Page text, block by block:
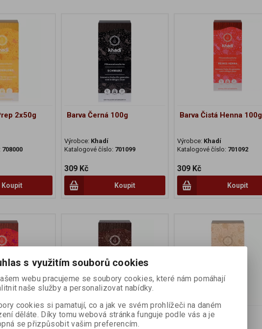
2x50g
708000
Koupit
Barva Černá 100g
Výrobce: Khadí
Katalogové číslo: 701099
309 Kč
Koupit
Barva Čistá Henna 100g
Výrobce: Khadí
Katalogové číslo: 701092
309 Kč
Koupit
Jatropha
Barva Měděná 100g
Barva Neutrální
s využitím souborů cookies
webu pracujeme se soubory cookies, které nám pomáhají
naše služby a personalizovat nabídky.
cookies si pamatují, co a jak ve svém prohlížeči na daném
děláte. Díky tomu webová stránka funguje podle vás a je
se přizpůsobit vašim preferencím.